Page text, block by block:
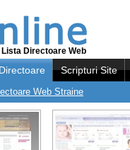
Lista Directoare Web
Scripturi Site
Web Straine